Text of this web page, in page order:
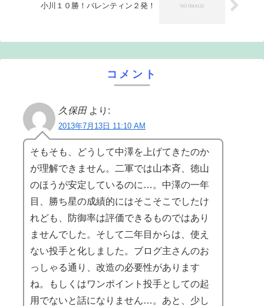
小川１０勝！バレンティン２発！
コメント
久保田 より:
2013年7月13日 11:10 AM
そもそも、どうして中澤を上げてきたのか
が理解できません。二軍では山本斉、徳山
のほうが安定しているのに…。中澤の一年
目、勝ち星の成績的にはそこそこでしたけ
れども、防御率は評価できるものではあり
ませんでした。そして二年目からは、使え
ない投手と化しました。ブログ主さんのお
っしゃる通り、改造の必要性があります
ね。もしくはワンポイント投手としての起
用でないと話になりません…。あと、少し